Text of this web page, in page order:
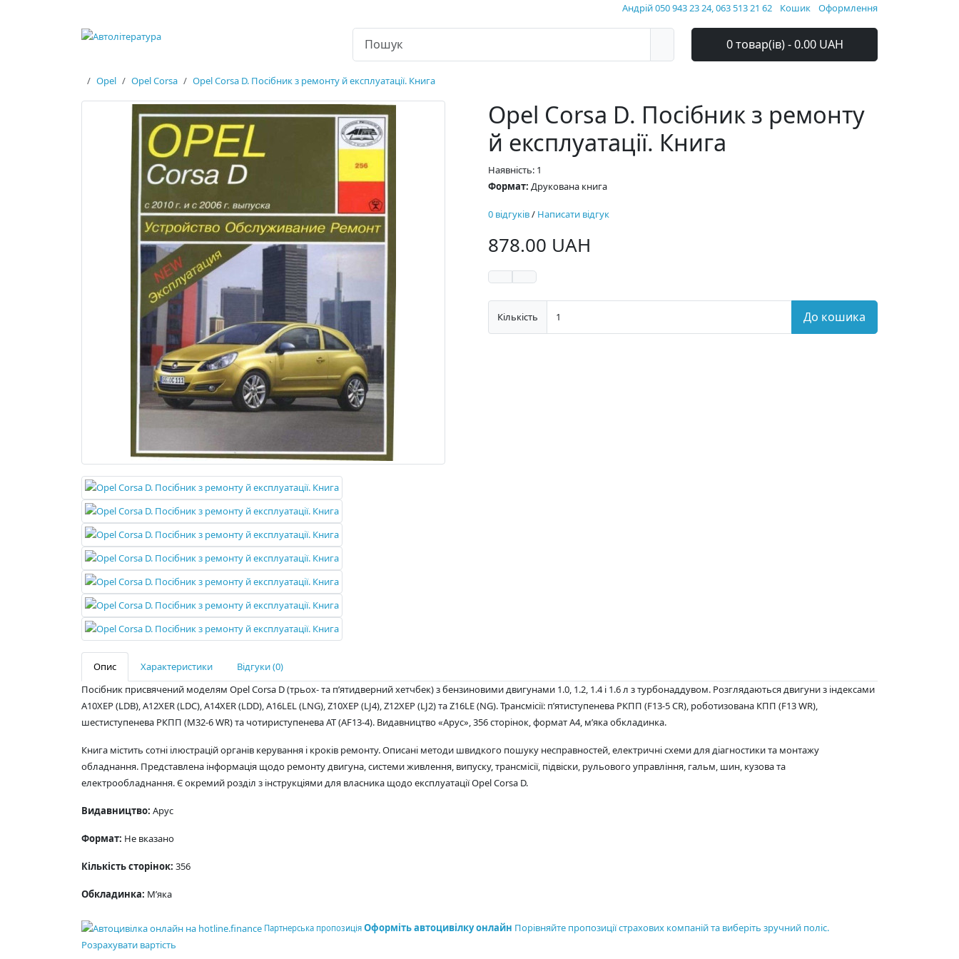
Андрій 050 943 23 24, 063 513 21 62 Кошик Оформлення
0 товар(ів) - 0.00 UAH
Opel Opel Corsa Opel Corsa D. Посібник з ремонту й експлуатації. Книга
Opel Corsa D. Посібник з ремонту
й експлуатації. Книга
Наявність: 1
Формат: Друкована книга
0 відгуків/ Написати відгук
878.00 UAH
Кількість До кошика
Опис Характеристики
Відгуки (0)
Посібник присвячений моделям Opel Corsa D (трьох- та п’ятидверний хетчбек) з бензиновими двигунами 1.0, 1.2, 1.4 і 1.6 л з турбонаддувом. Розглядаються двигуни з індексами
A10XEP (LDB), A12XER (LDC), A14XER (LDD), A16LEL (LNG), Z10XEP (LJ4), Z12XEP (LJ2) та Z16LE (NG). Трансмісії: п’ятиступенева РКПП (F13-5 CR), роботизована КПП (F13 WR),
шестиступенева РКПП (M32-6 WR) та чотириступенева АТ (AF13-4). Видавництво «Арус», 356 сторінок, формат А4, мʼяка обкладинка.
Книга містить сотні ілюстрацій органів керування і кроків ремонту. Описані методи швидкого пошуку несправностей, електричні схеми для діагностики та монтажу
обладнання. Представлена інформація щодо ремонту двигуна, системи живлення, випуску, трансмісії, підвіски, рульового управління, гальм, шин, кузова та
електрообладнання. Є окремий розділ з інструкціями для власника щодо експлуатації Opel Corsa D.
Видавництво: Арус
Формат: Не вказано
Кількість сторінок: 356
Обкладинка: М’яка
Партнерська пропозиція Оформіть автоцивілку онлайн Порівняйте пропозиції страхових компаній та виберіть зручний поліс.
Розрахувати вартість